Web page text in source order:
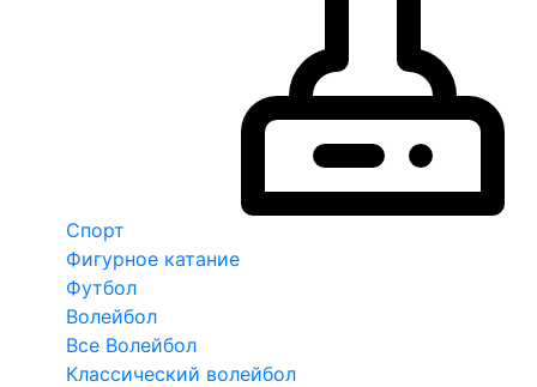
Спорт
Фигурное катание
Футбол
Волейбол
Все Волейбол
Классический волейбол